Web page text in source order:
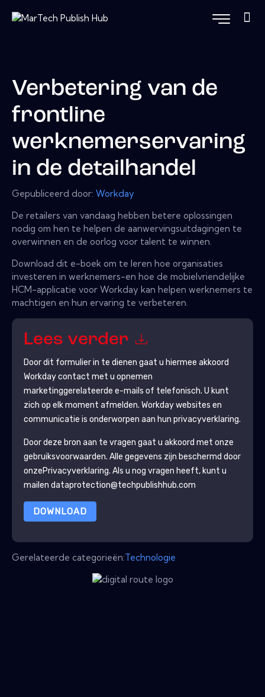
Verbetering van de
frontline
werknemerservaring
in de detailhandel
Gepubliceerd door: Workday
De retailers van vandaag hebben betere oplossingen
nodig om hen te helpen de aanwervingsuitdagingen te
overwinnen en de oorlog voor talent te winnen.
Download dit e-boek om te leren hoe organisaties
investeren in werknemers-en hoe de mobielvriendelijke
HCM-applicatie voor Workday kan helpen werknemers te
machtigen en hun ervaring te verbeteren.
Lees verder
Door dit formulier in te dienen gaat u hiermee akkoord
Workdaycontact met u opnemen
marketinggerelateerde e-mails of telefonisch. U kunt
zich op elk moment afmelden. Workdaywebsites en
communicatie is onderworpen aan hun privacyverklaring.
Door deze bron aan te vragen gaat u akkoord met onze
gebruiksvoorwaarden. Alle gegevens zijn beschermd door
onzePrivacyverklaring. Als u nog vragen heeft, kunt u
mailen dataprotection@techpublishhub.com
DOWNLOAD
Gerelateerde categorieën:Technologie